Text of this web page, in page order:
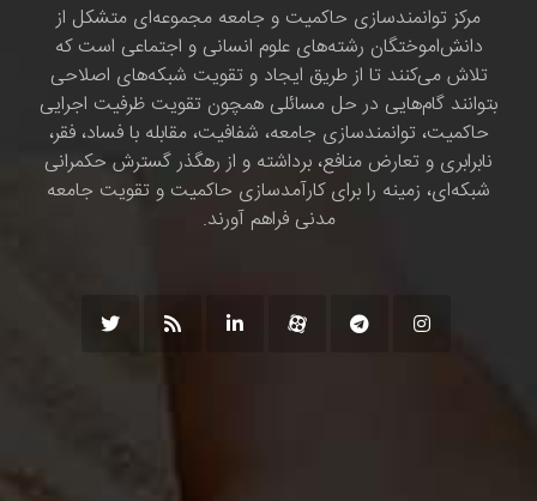
مرکز توانمندسازی حاکمیت و جامعه مجموعه‌ای متشکل از
دانش‌اموختگان رشته‌های علوم انسانی و اجتماعی است که
تلاش می‌کنند تا از طریق ایجاد و تقویت شبکه‌های اصلاحی
بتوانند گام‌هایی در حل مسائلی همچون تقویت ظرفیت اجرایی
حاکمیت، توانمندسازی جامعه، شفافیت، مقابله با فساد، فقر،
نابرابری و تعارض منافع، برداشته و از رهگذر گسترش حکمرانی
شبکه‌ای، زمینه را برای کارآمدسازی حاکمیت و تقویت جامعه
مدنی فراهم آورند.